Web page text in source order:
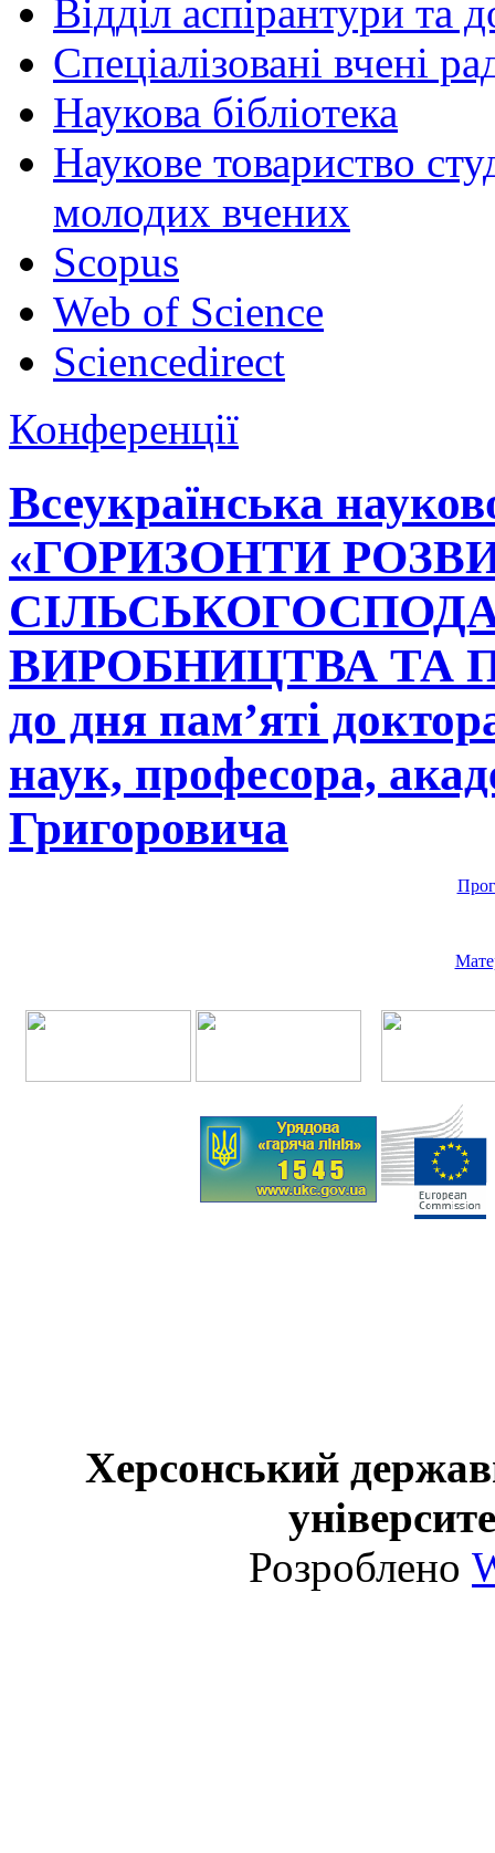
Відділ аспірантури та
Спеціалізовані вчені
Наукова бібліотека
Наукове товариство
молодих вчених
Scopus
Web of Science
Sciencedirect
Конференції
Всеукраїнська
«ГОРИЗОНТИ
ВИРОБНИЦТВА ТА
до дня пам’яті
наук, професора,
Григоровича
Херсонський
Розроблено